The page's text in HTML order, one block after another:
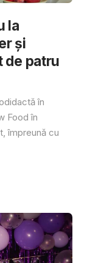
la
și
de patru
în
Food în
împreună cu